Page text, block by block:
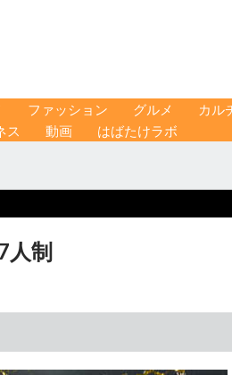
ファッション グルメ カル
ス 動画 はばたけラボ
人制